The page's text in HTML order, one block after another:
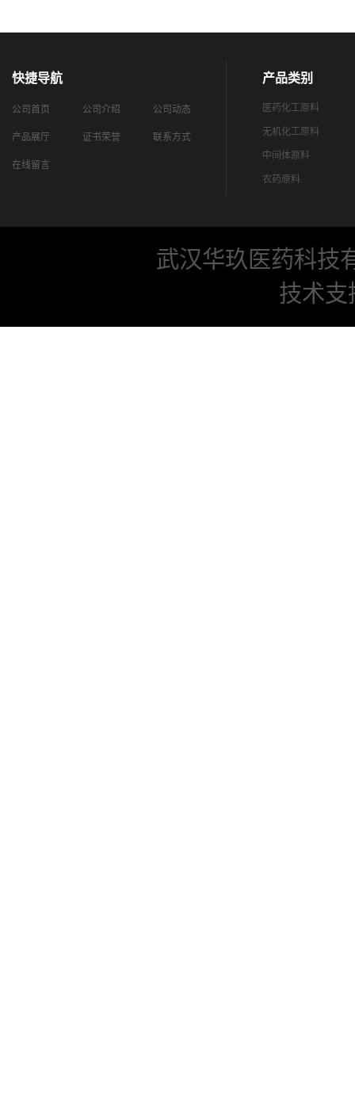
快捷导航
公司首页 公司介绍 公司动态
产品展厅 证书荣誉 联系方式
在线留言
产品类别
医药化工原料
无机化工原料
中间体原料
农药原料
武汉华玖医药科技
技术